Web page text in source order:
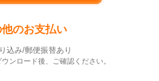
のお支払い
込み/郵便振替あり
ンロード後、ご確認ください。